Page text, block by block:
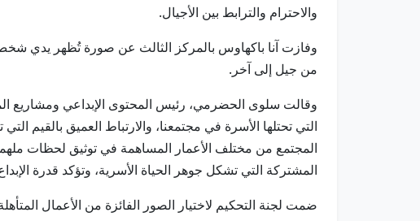
والاحترام والترابط بين الأجيال.
وفازت آنا باكهاوس بالمركز الثالث عن صورة تُظهر يدي شخص
من جيل إلى آخر.
وقالت سلوى الحضرمي، رئيس المحتوى الإبداعي ومشاريع
التي تحتلها الأسرة في مجتمعنا، والارتباط العميق بالقيم
المجتمع من مختلف الأعمار المساهمة في توثيق لحظات
المشتركة التي تشكل جوهر الحياة الأسرية، وتؤكد قدرة
ضمت لجنة التحكيم لاختيار الصور الفائزة من الأعمال